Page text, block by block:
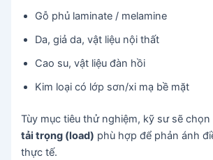
Gỗ phủ laminate / melamine
Da, giả da, vật liệu nội thất
Cao su, vật liệu đàn hồi
Kim loại có lớp sơn/xi mạ bề mặt
Tùy mục tiêu thử nghiệm, kỹ sư sẽ chọn
tải trọng (load) phù hợp để phản ánh
thực tế.